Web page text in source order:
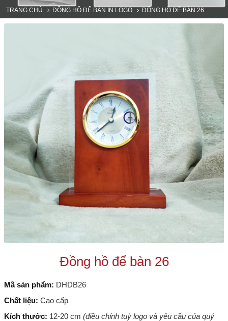
TRANG CHỦ ĐỒNG HỒ ĐỂ BÀN IN LOGO ĐỒNG HỒ ĐỂ BÀN 26
Đồng hồ để bàn 26
Mã sản phẩm: DHDB26
Chất liệu: Cao cấp
Kích thước: 12-20 cm (điều chỉnh tuỳ logo và yêu cầu của quý